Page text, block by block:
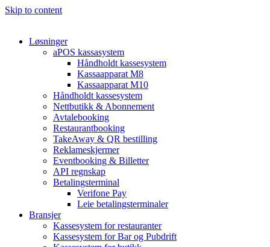
Skip to content
Løsninger
aPOS kassasystem
Håndholdt kassesystem
Kassaapparat M8
Kassaapparat M10
Håndholdt kassesystem
Nettbutikk & Abonnement
Avtale­booking
Restaurantbooking
TakeAway & QR bestilling
Reklameskjermer
Eventbooking & Billetter
API regnskap
Betalingsterminal
Verifone Pay
Leie betalingsterminaler
Bransjer
Kassesystem for restauranter
Kassesystem for Bar og Pubdrift